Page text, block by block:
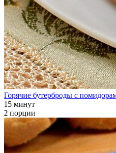
Горячие бутерброды с
15 минут
2 порции